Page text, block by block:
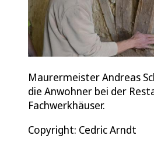
Maurermeister Andreas
die Anwohner bei der
Fachwerkhäuser.
Copyright: Cedric Arndt